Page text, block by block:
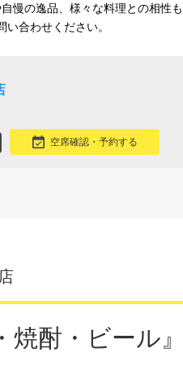
慢の逸品、様々な料理との相性も
合わせください。
空席確認・予約する
酎・ビール』